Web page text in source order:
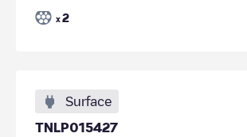
x 2
Surface
TNLP015427